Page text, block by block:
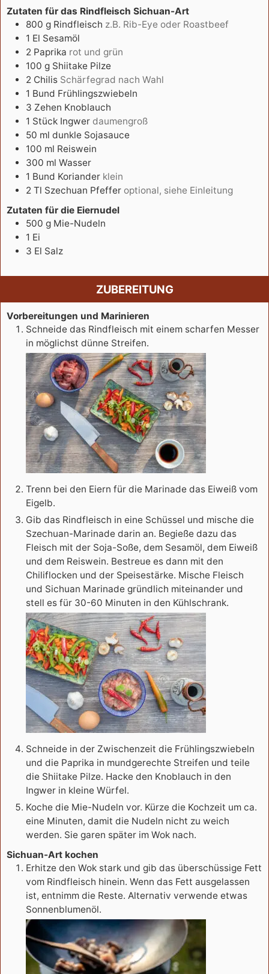
Zutaten für das Rindfleisch Sichuan-Art
800 g Rindfleisch z.B. Rib-Eye oder Roastbeef
1 El Sesamöl
2 Paprika rot und grün
100 g Shiitake Pilze
2 Chilis Schärfegrad nach Wahl
1 Bund Frühlingszwiebeln
3 Zehen Knoblauch
1 Stück Ingwer daumengroß
50 ml dunkle Sojasauce
100 ml Reiswein
300 ml Wasser
1 Bund Koriander klein
2 Tl Szechuan Pfeffer optional, siehe Einleitung
Zutaten für die Eiernudel
500 g Mie-Nudeln
1 Ei
3 El Salz
ZUBEREITUNG
Vorbereitungen und Marinieren
Schneide das Rindfleisch mit einem scharfen Messer
in möglichst dünne Streifen.
Trenn bei den Eiern für die Marinade das Eiweiß vom
Eigelb.
Gib das Rindfleisch in eine Schüssel und mische die
Szechuan-Marinade darin an. Begieße dazu das
Fleisch mit der Soja-Soße, dem Sesamöl, dem Eiweiß
und dem Reiswein. Bestreue es dann mit den
Chiliflocken und der Speisestärke. Mische Fleisch
und Sichuan Marinade gründlich miteinander und
stell es für 30-60 Minuten in den Kühlschrank.
Schneide in der Zwischenzeit die Frühlingszwiebeln
und die Paprika in mundgerechte Streifen und teile
die Shiitake Pilze. Hacke den Knoblauch in den
Ingwer in kleine Würfel.
Koche die Mie-Nudeln vor. Kürze die Kochzeit um ca.
eine Minuten, damit die Nudeln nicht zu weich
werden. Sie garen später im Wok nach.
Sichuan-Art kochen
Erhitze den Wok stark und gib das überschüssige Fett
vom Rindfleisch hinein. Wenn das Fett ausgelassen
ist, entnimm die Reste. Alternativ verwende etwas
Sonnenblumenöl.